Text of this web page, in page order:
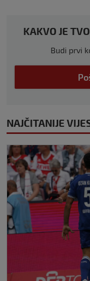
KAKVO JE
Budi prvi
NAJČITANIJE